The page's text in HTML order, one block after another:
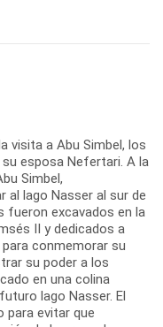
visita a Abu Simbel, los
esposa Nefertari. A la
Simbel,
al lago Nasser al sur de
fueron excavados en la
II y dedicados a
conmemorar su
su poder a los
en una colina
lago Nasser. El
para evitar que